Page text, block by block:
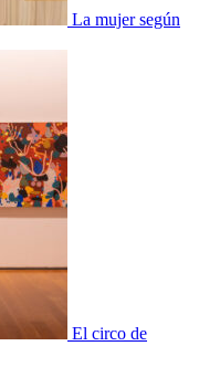
La mujer según
El circo de